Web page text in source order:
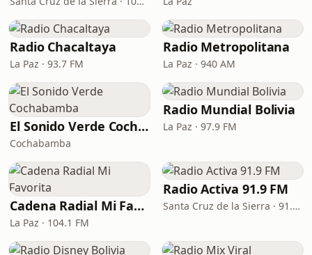
Radio Chacaltaya
La Paz · 93.7 FM
Radio Metropolitana
La Paz · 940 AM
El Sonido Verde Cochabamba
Cochabamba
Radio Mundial Bolivia
La Paz · 97.9 FM
Cadena Radial Mi Favorita
La Paz · 104.1 FM
Radio Activa 91.9 FM
Santa Cruz de la Sierra · 91.9 FM